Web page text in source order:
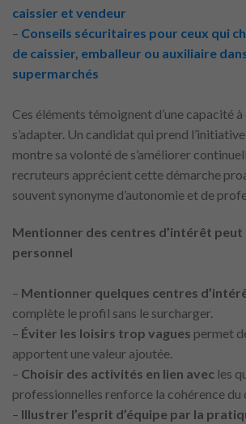
caissier et vendeur
– Conseils sécuritaires pour ceux qui
de caissier, emballeur ou auxiliaire
supermarchés
Ces éléments témoignent d’une capacité
s’adapter. Un candidat qui prend
montre sa volonté de s’améliorer
recruteurs apprécient cette démarche
souvent synonyme d’autonomie et de
Mentionner des centres d’intérêt
personnel
– Mentionner quelques centres
complète le profil sans le surcharger.
– Éviter les loisirs trop vagues permet
apportent une valeur ajoutée.
– Choisir des activités en lien avec les
professionnelles renforce la cohérence du
– Illustrer l’esprit d’équipe par la